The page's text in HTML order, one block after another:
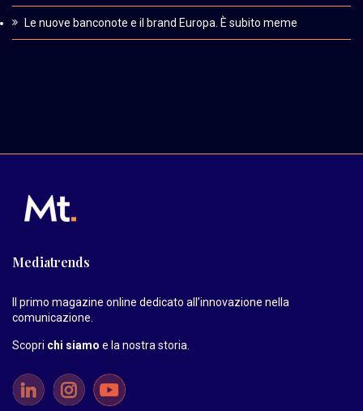
Le nuove banconote e il brand Europa. È subito meme
Mediatrends
Il primo magazine online dedicato all’innovazione nella
comunicazione.
Scopri chi siamo e la nostra storia